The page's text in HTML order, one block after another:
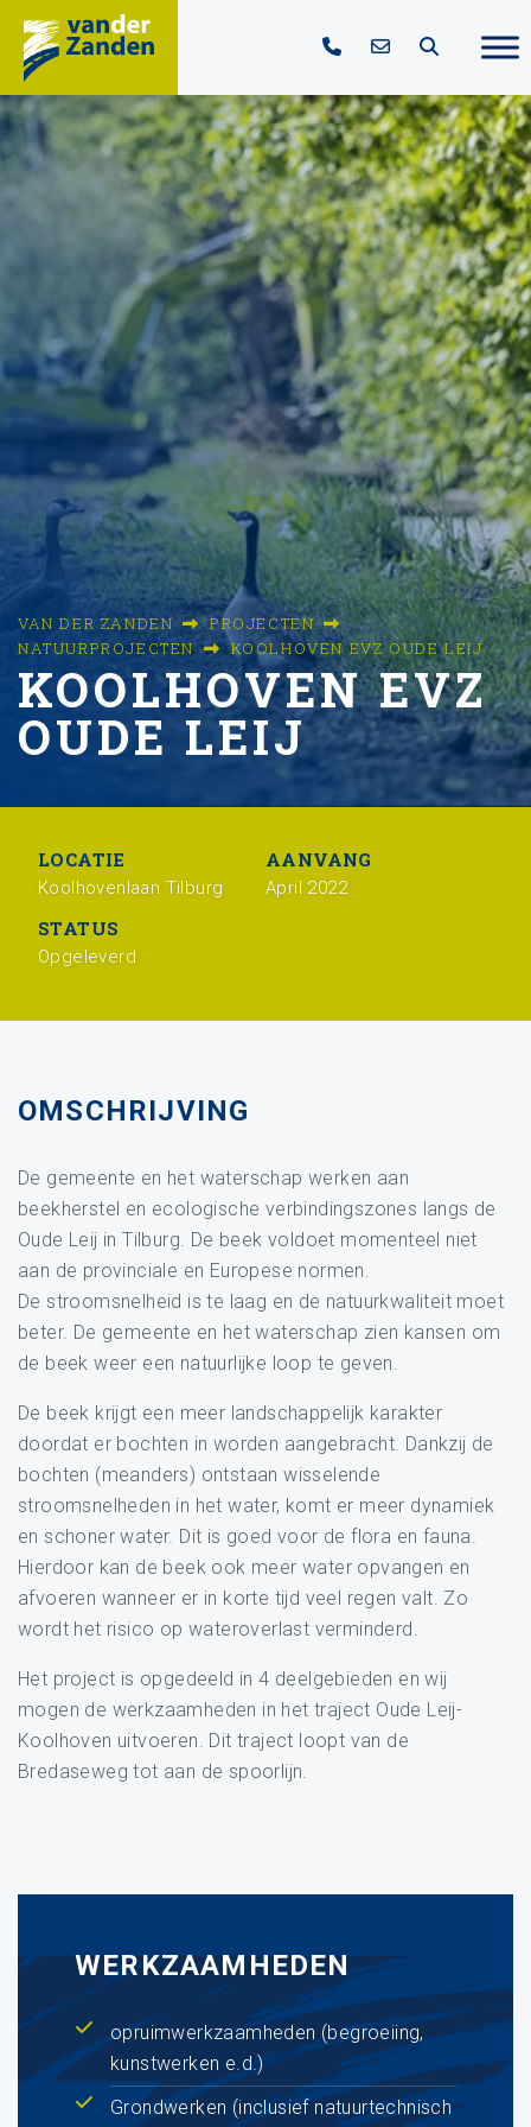
VAN DER ZANDEN
PROJECTEN
NATUURPROJECTEN
KOOLHOVEN EVZ OUDE LEIJ
KOOLHOVEN EVZ
OUDE LEIJ
LOCATIE
Koolhovenlaan Tilburg
AANVANG
April 2022
STATUS
Opgeleverd
OMSCHRIJVING
De gemeente en het waterschap werken aan
beekherstel en ecologische verbindingszones langs de
Oude Leij in Tilburg. De beek voldoet momenteel niet
aan de provinciale en Europese normen.
De stroomsnelheid is te laag en de natuurkwaliteit moet
beter. De gemeente en het waterschap zien kansen om
de beek weer een natuurlijke loop te geven.
De beek krijgt een meer landschappelijk karakter
doordat er bochten in worden aangebracht. Dankzij de
bochten (meanders) ontstaan wisselende
stroomsnelheden in het water, komt er meer dynamiek
en schoner water. Dit is goed voor de flora en fauna.
Hierdoor kan de beek ook meer water opvangen en
afvoeren wanneer er in korte tijd veel regen valt. Zo
wordt het risico op wateroverlast verminderd.
Het project is opgedeeld in 4 deelgebieden en wij
mogen de werkzaamheden in het traject Oude Leij-
Koolhoven uitvoeren. Dit traject loopt van de
Bredaseweg tot aan de spoorlijn.
WERKZAAMHEDEN
opruimwerkzaamheden (begroeiing,
kunstwerken e.d.)
Grondwerken (inclusief natuurtechnisch